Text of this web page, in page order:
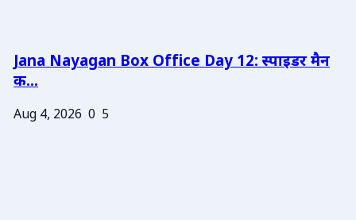
Jana Nayagan Box Office Day 12: स्पाइडर मैन
क...
Aug 4, 2026 0 5